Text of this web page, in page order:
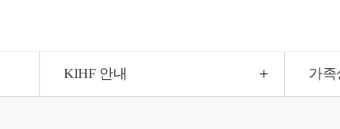
KIHF 안내 가족